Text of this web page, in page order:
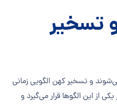
تسخیر
و تسخیر کهن الگویی زمانی
از این الگوها قرار می‌گیرد و